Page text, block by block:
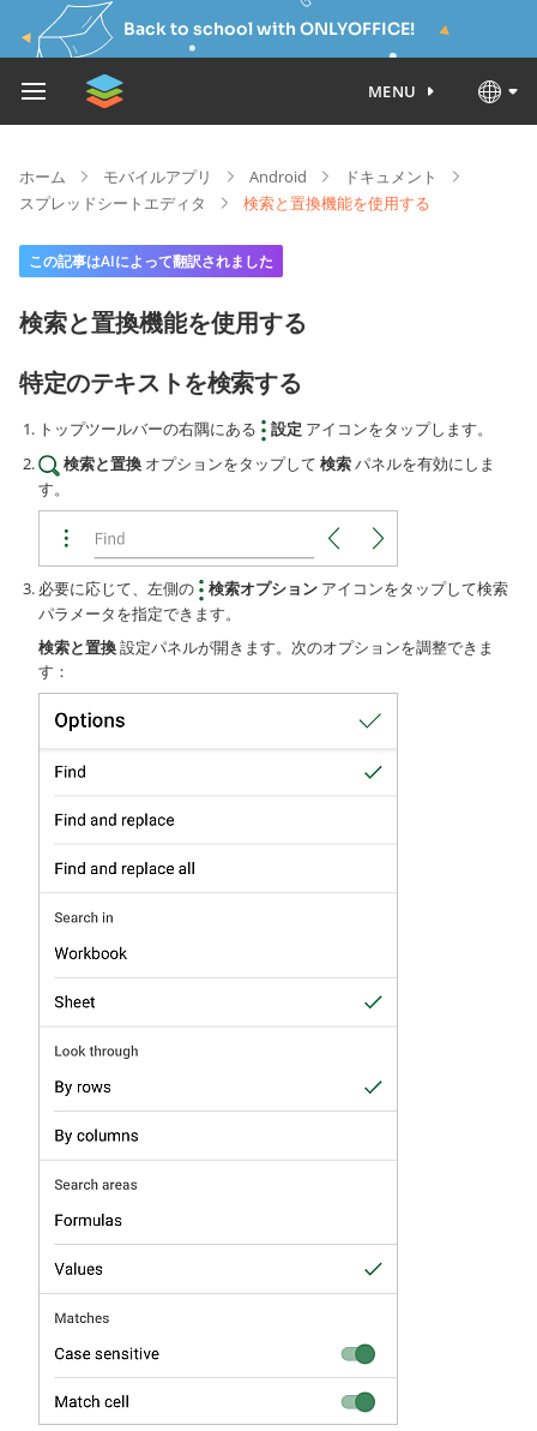
Back to school with ONLYOFFICE!
MENU
ホーム モバイルアプリ Android
ドキュメント
スプレッドシートエディタ
検索と置換機能を使用する
この記事はAIによって翻訳されました
検索と置換機能を使用する
特定のテキストを検索する
トップツールバーの右隅にある 設定 アイコンをタップします。
検索と置換 オプションをタップして 検索パネルを有効にしま
す。
必要に応じて、左側の 検索オプション アイコンをタップして検索
パラメータを指定できます。
検索と置換設定パネルが開きます。次のオプションを調整できま
す：